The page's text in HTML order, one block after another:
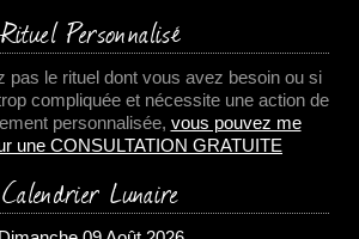
Rituel Personnalisé
pas le rituel dont vous avez besoin ou si
compliquée et nécessite une action de
personnalisée, vous pouvez me
une CONSULTATION GRATUITE
Calendrier Lunaire